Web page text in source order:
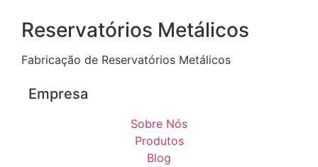
Reservatórios Metálicos
Fabricação de Reservatórios Metálicos
Empresa
Sobre Nós
Produtos
Blog